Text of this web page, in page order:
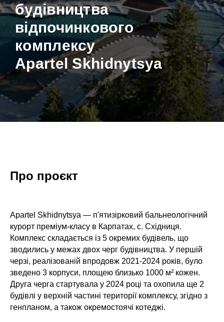
будівництва
відпочинкового
комплексу
Apartel Skhidnytsya
Про проєкт
Apartel Skhidnytsya — п'ятизірковий бальнеологічний
курорт преміум-класу в Карпатах, с. Східниця.
Комплекс складається із 5 окремих будівель, що
зводились у межах двох черг будівництва. У першій
черзі, реалізованій впродовж 2021-2024 років, було
зведено 3 корпуси, площею близько 1000 м² кожен.
Друга черга стартувала у 2024 році та охопила ще 2
будівлі у верхній частині території комплексу, згідно з
генпланом, а також окремостоячі котеджі.